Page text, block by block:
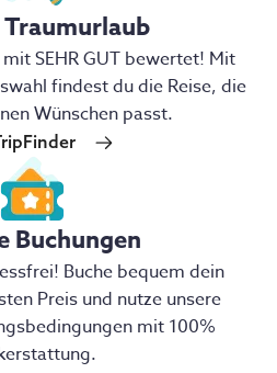
SEHR GUT bewertet! Mit
findest du die Reise, die
Wünschen passt.
Buchungen
Buche bequem dein
Preis und nutze unsere
mit 100%